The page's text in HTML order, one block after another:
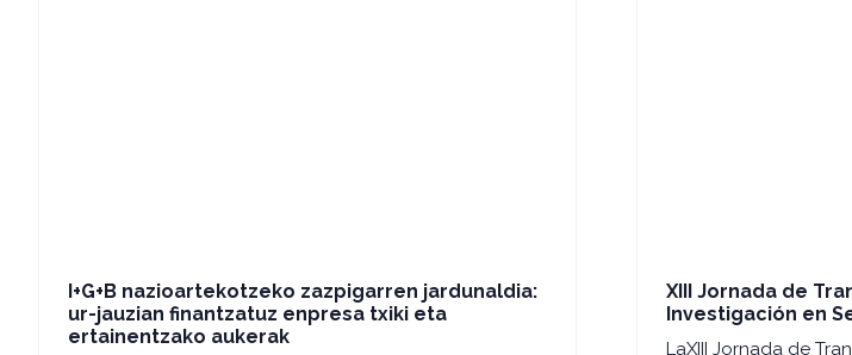
I+G+B nazioartekotzeko zazpigarren jardunaldia:
ur-jauzian finantzatuz enpresa txiki eta
ertainentzako aukerak
XIII Jornada de
Investigación en
LaXIII Jornada de